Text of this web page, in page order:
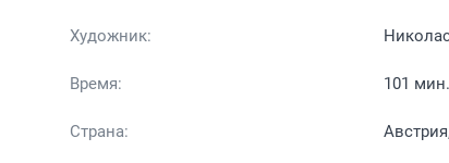
Художник:
Время: 101 мин.
Страна: